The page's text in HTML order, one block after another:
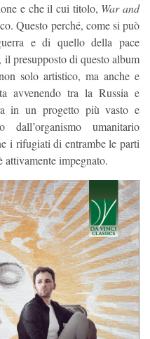
e che il cui titolo, War and
Questo perché, come si può
e di quello della pace
il presupposto di questo album
solo artistico, ma anche e
avvenendo tra la Russia e
in un progetto più vasto e
dall’organismo umanitario
i rifugiati di entrambe le parti
impegnato.